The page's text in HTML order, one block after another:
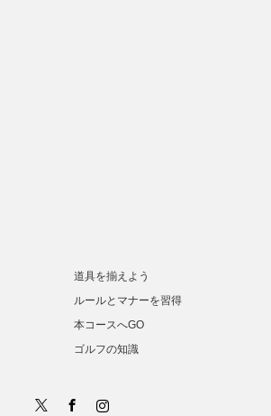
道具を揃えよう
ルールとマナーを習得
本コースへGO
ゴルフの知識